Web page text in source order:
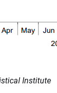
Institute